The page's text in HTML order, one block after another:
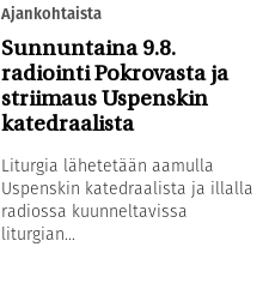
Ajankohtaista
Sunnuntaina 9.8.
radiointi Pokrovasta ja
striimaus Uspenskin
katedraalista
Liturgia lähetetään aamulla
Uspenskin katedraalista ja illalla
radiossa kuunneltavissa
liturgian...